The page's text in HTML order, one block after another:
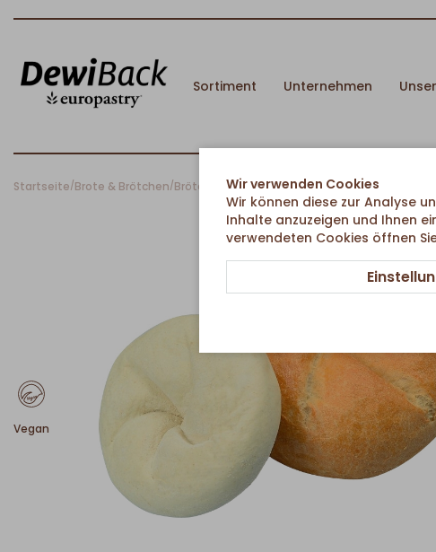
Sortiment Unternehmen
Startseite/Brote & Brötchen/Brötchen /Kaiserbrötchen
Vegan
Wir verwenden Cookies
Wir können diese zur Analyse
Inhalte anzuzeigen und Ihnen
verwendeten Cookies öffnen